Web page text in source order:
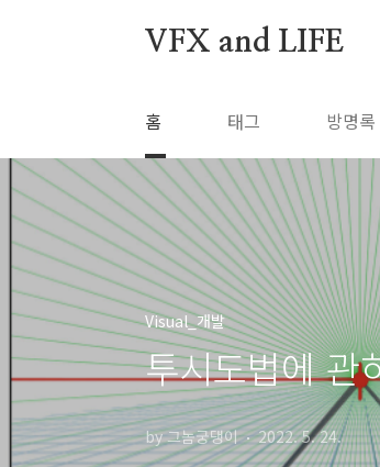
VFX and LIFE
홈 태그 방명록
Visual_개발
투시도법에 관
by 그놈궁댕이 2022. 5. 24.